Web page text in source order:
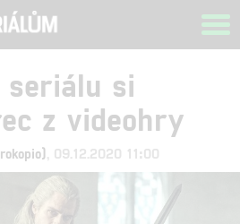
seriálu si
z videohry
, 09.12.2020 11:00